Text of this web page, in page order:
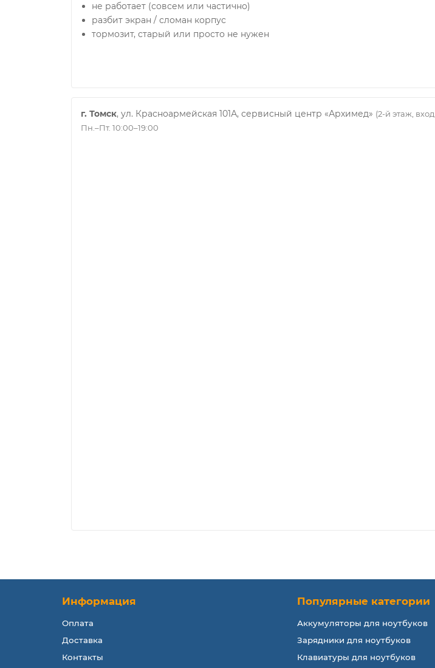
не работает (совсем или частично)
разбит экран / сломан корпус
тормозит, старый или просто не нужен
г. Томск, ул. Красноармейская 101А, сервисный центр «Архимед» (2-й этаж,
Пн.–Пт. 10:00–19:00
Информация
Оплата
Доставка
Контакты
Популярные категории
Аккумуляторы для ноутбуков
Зарядники для ноутбуков
Клавиатуры для ноутбуков